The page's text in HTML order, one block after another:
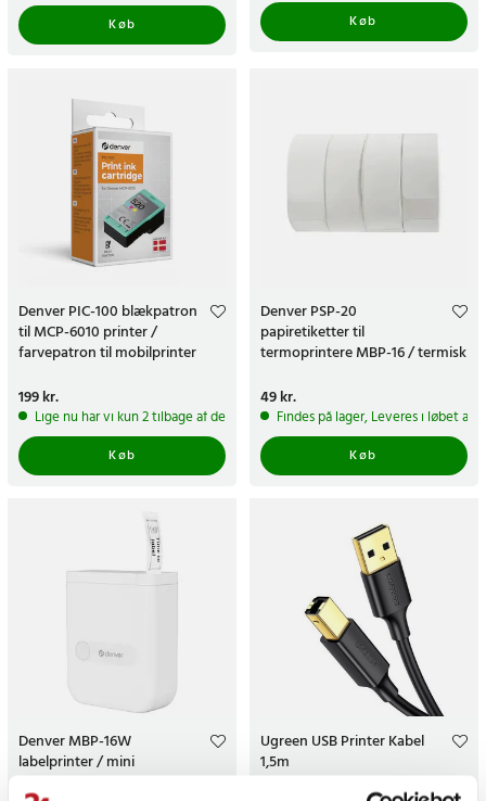
Køb
Køb
Denver PIC-100 blækpatron
til MCP-6010 printer /
farvepatron til mobilprinter
Pris:199 kr.
199 kr.
Lige nu har vi kun 2 tilbage af dette produkt
Køb
Denver PSP-20
papiretiketter til
termoprintere MBP-16 / termisk
Pris:49 kr.
49 kr.
Findes på lager, Leveres i løbet af
Køb
Denver MBP-16W
labelprinter / mini
termoprinter med Bluetooth /
Ugreen USB Printer Kabel
1,5m